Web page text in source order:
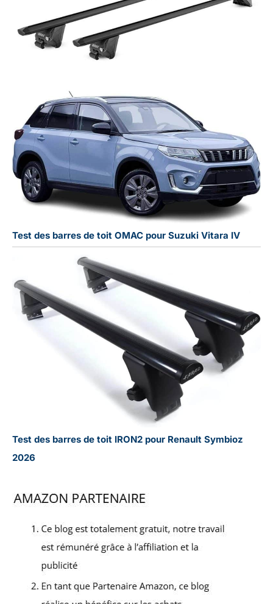
Test des barres de toit OMAC pour Suzuki Vitara IV
Test des barres de toit IRON2 pour Renault Symbioz
2026